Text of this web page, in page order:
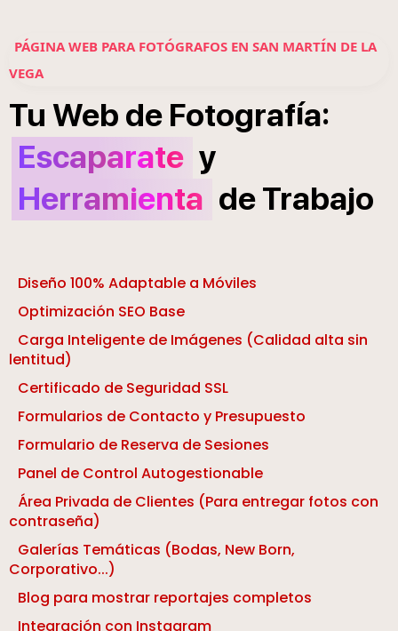
PÁGINA WEB PARA FOTÓGRAFOS EN SAN MARTÍN DE LA
VEGA
Tu Web de Fotografía:
Escaparate y
Herramienta deTrabajo
Diseño 100% Adaptable a Móviles
Optimización SEO Base
Carga Inteligente de Imágenes (Calidad alta sin
lentitud)
Certificado de Seguridad SSL
Formularios de Contacto y Presupuesto
Formulario de Reserva de Sesiones
Panel de Control Autogestionable
Área Privada de Clientes (Para entregar fotos con
contraseña)
Galerías Temáticas (Bodas, New Born,
Corporativo...)
Blog para mostrar reportajes completos
Integración con Instagram